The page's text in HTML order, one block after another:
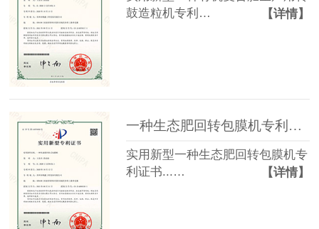
鼓造粒机专利…
【详情】
一种生态肥回转包膜机专利证书
实用新型一种生态肥回转包膜机专
利证书...…
【详情】